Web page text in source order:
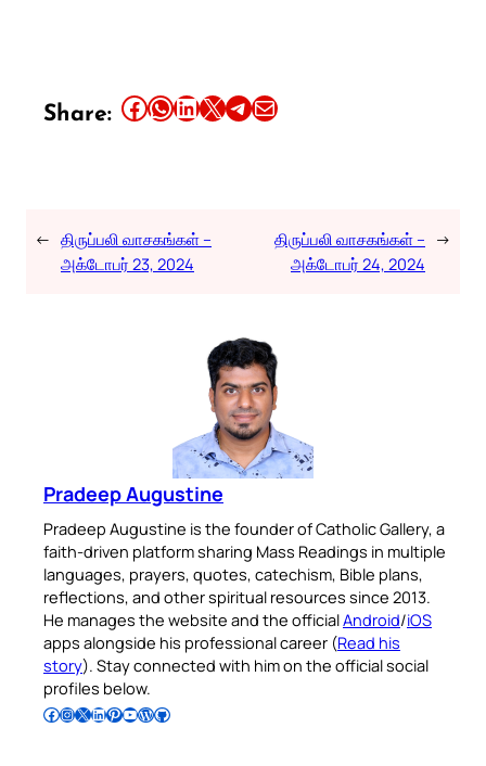
Share: Share this article on Facebook Share this article on WhatsApp Share this article on LinkedIn Share this article on X Share this article on TelegramEmail this Article
← திருப்பலி வாசகங்கள் –
அக்டோபர் 23, 2024
திருப்பலி வாசகங்கள் –
அக்டோபர் 24, 2024
→
Pradeep Augustine
Pradeep Augustine is the founder of Catholic Gallery, a
faith-driven platform sharing Mass Readings in multiple
languages, prayers, quotes, catechism, Bible plans,
reflections, and other spiritual resources since 2013.
He manages the website and the officialAndroid/iOS
apps alongside his professional career (Read his
story). Stay connected with him on the official social
profiles below.
Follow Pradeep on Facebook Follow Pradeep on InstagramFollow Pradeep on X Follow Pradeep on LinkedIn Follow Pradeep on Pinterest Subscribe to Pradeep’s Youtube Channel Follow Pradeep on WordPress Follow Pradeep on GitHub